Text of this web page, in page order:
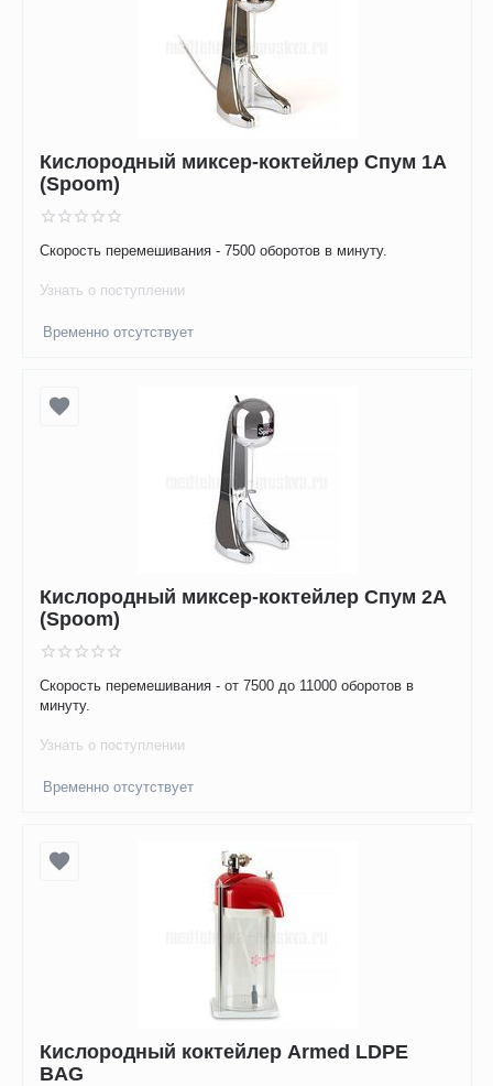
Кислородный миксер-коктейлер Спум 1А
(Spoom)
Скорость перемешивания - 7500 оборотов в минуту.
Узнать о поступлении
Временно отсутствует
Кислородный миксер-коктейлер Спум 2А
(Spoom)
Скорость перемешивания - от 7500 до 11000 оборотов в
минуту.
Узнать о поступлении
Временно отсутствует
Кислородный коктейлер Armed LDPE
BAG